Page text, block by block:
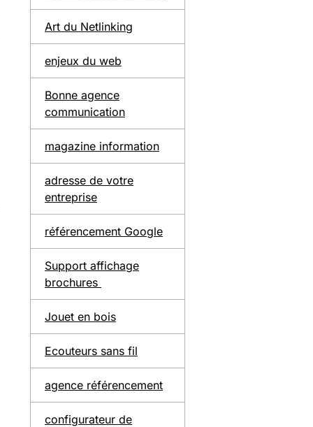
Art du Netlinking
enjeux du web
Bonne agence
communication
magazine information
adresse de votre
entreprise
référencement Google
Support affichage
brochures
Jouet en bois
Ecouteurs sans fil
agence référencement
configurateur de